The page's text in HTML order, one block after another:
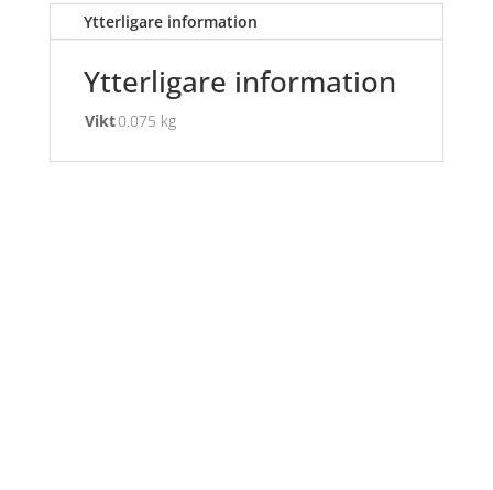
Ytterligare information
Ytterligare information
Vikt0.075 kg